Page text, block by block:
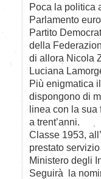
Poca la politica
Parlamento
Partito
della
di allora Nicola
Luciana
Più enigmatica
dispongono di
linea con la sua
a trent’anni.
Classe 1953,
prestato
Ministero degli
Seguirà la